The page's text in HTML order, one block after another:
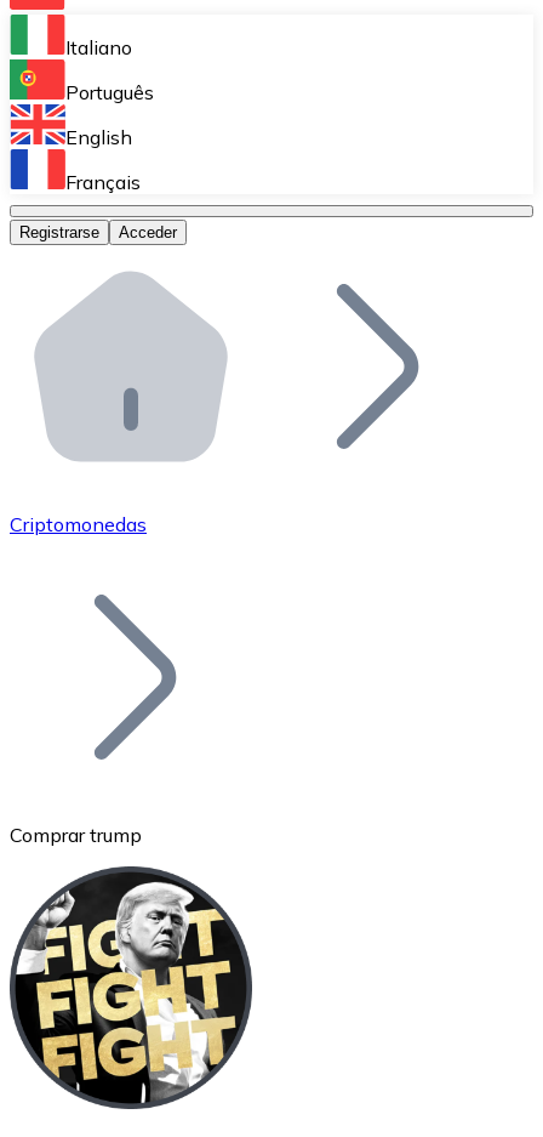
Bitnovo Ramp
Integra nuestra solución en tu plataforma.
Bitnovo Giftcards
Bitnovo OTC
Bitnovo ATM
Integra un ATM Bitnovo en tu negocio y permite que
Bitnovo API
Integra nuestra API en tu ecosistema.
Únete a nuestra red de distribuidores.
Añade tu proyecto a nuestro ecosistema.
Bitcoin
BTC
Italiano
Português
English
Français
Registrarse Acceder
Criptomonedas
Comprar trump